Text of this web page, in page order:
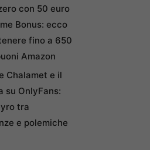
con 50 euro
Bonus: ecco
fino a 650
Amazon
Chalamet e il
su OnlyFans:
tra
e polemiche